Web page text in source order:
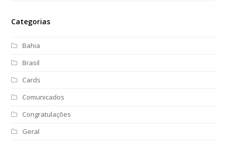
Categorias
Bahia
Brasil
Cards
Comunicados
Congratulações
Geral